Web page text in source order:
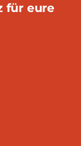
für eure